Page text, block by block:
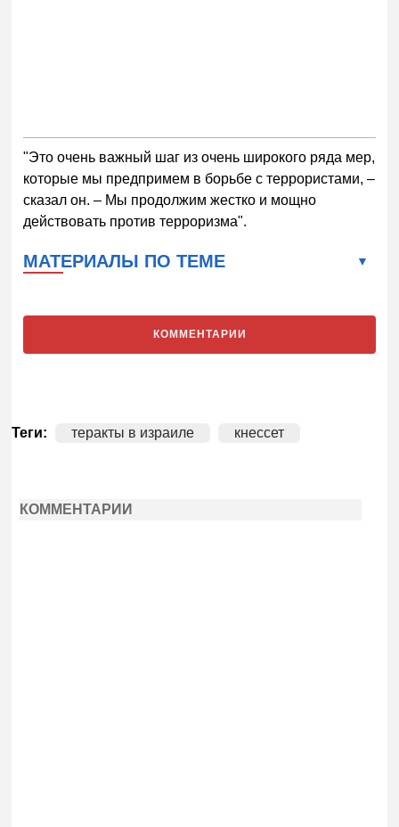
"Это очень важный шаг из очень широкого ряда мер,
которые мы предпримем в борьбе с террористами, –
сказал он. – Мы продолжим жестко и мощно
действовать против терроризма".
МАТЕРИАЛЫ ПО ТЕМЕ
КОММЕНТАРИИ
Теги: теракты в израиле кнессет
КОММЕНТАРИИ